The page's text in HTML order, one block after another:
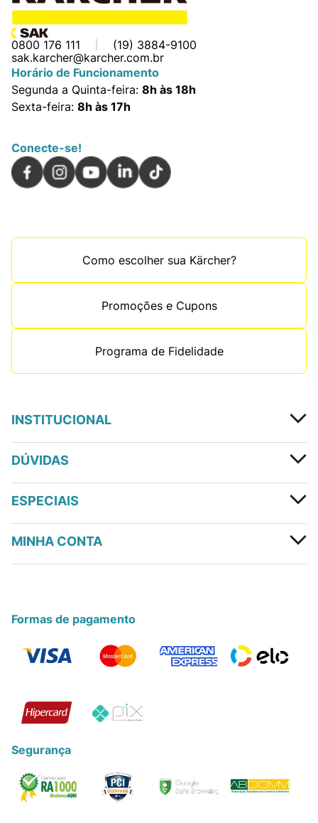
0800 176 111
(19) 3884-9100
sak.karcher@karcher.com.br
Horário de Funcionamento
Segunda a Quinta-feira: 8h às 18h
Sexta-feira: 8h às 17h
Conecte-se!
Como escolher sua Kärcher?
Promoções e Cupons
Programa de Fidelidade
INSTITUCIONAL
DÚVIDAS
ESPECIAIS
MINHA CONTA
Formas de pagamento
Segurança